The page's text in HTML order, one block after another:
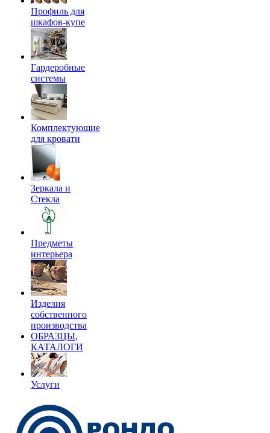
Профиль для
шкафов-купе
Гардеробные
системы
Комплектующие
для кровати
Зеркала и
Стекла
Предметы
интерьера
Изделия
собственного
производства
ОБРАЗЦЫ,
КАТАЛОГИ
Услуги